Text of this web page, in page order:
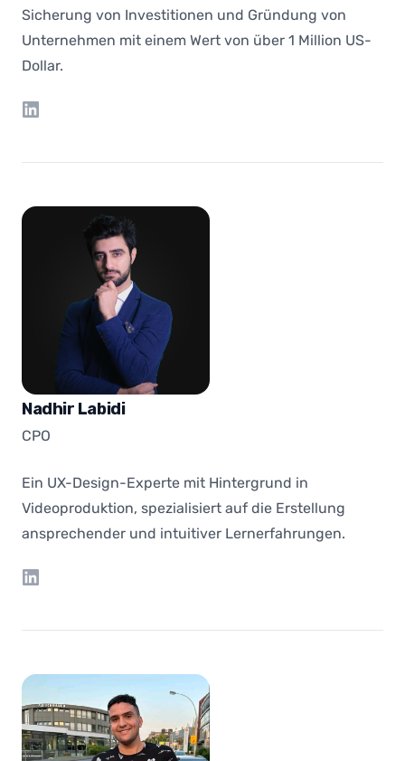
Sicherung von Investitionen und Gründung von
Unternehmen mit einem Wert von über 1 Million US-
Dollar.
LinkedIn
Nadhir Labidi
CPO
Ein UX-Design-Experte mit Hintergrund in
Videoproduktion, spezialisiert auf die Erstellung
ansprechender und intuitiver Lernerfahrungen.
LinkedIn